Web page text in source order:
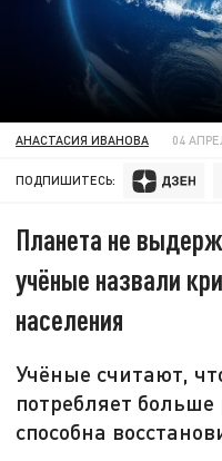
АНАСТАСИЯ ИВАНОВА 04
ПОДПИШИТЕСЬ:
Планета не
учёные назвали
населения
Учёные считают,
потребляет
способна